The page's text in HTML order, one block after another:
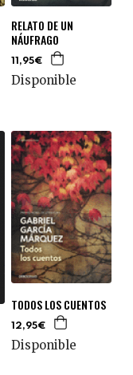
RELATO DE UN
NÁUFRAGO
11,95€
Disponible
TODOS LOS CUENTOS
12,95€
Disponible